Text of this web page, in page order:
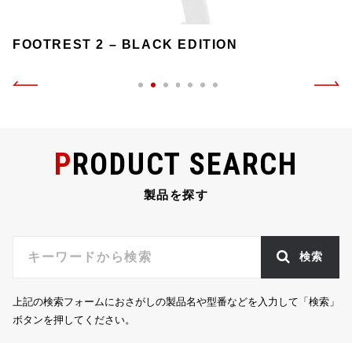
FOOTREST 2 – BLACK EDITION
PRODUCT SEARCH
製品を探す
検索
上記の検索フォームにおさがしの製品名や型番などを入力して「検索」
ボタンを押してください。